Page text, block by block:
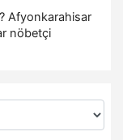
Afyonkarahisar
nöbetçi